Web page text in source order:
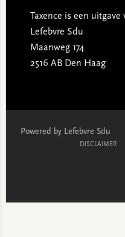
Taxence is een uitgave
Lefebvre Sdu
Maanweg 174
2516 AB Den Haag
Powered by Lefebvre Sdu
DISCLAIMER